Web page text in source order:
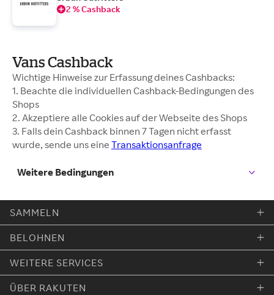
2 % Cashback
Vans Cashback
Wichtige Hinweise zur Erfassung deines Cashbacks:
1. Beachte die individuellen Cashback-Bedingungen des
Shops
2. Akzeptiere alle Cookies auf der Webseite des Shops
3. Falls dein Cashback binnen 7 Tagen nicht erfasst
wurde, sende uns eine Transaktionsanfrage
Weitere Bedingungen
SAMMELN
BELOHNEN
WEITERE SERVICES
ÜBER RAKUTEN